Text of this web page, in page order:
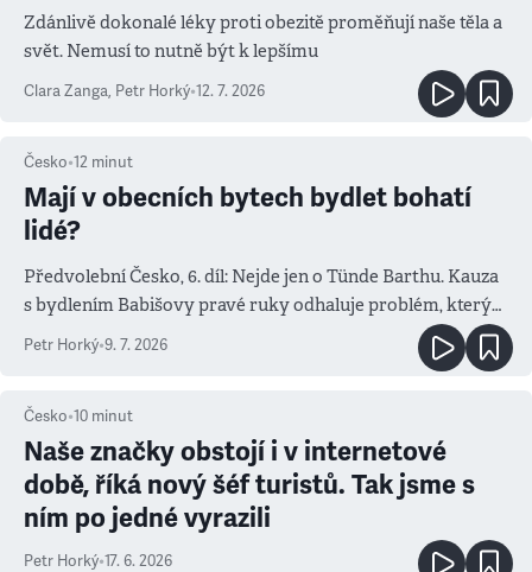
Zdánlivě dokonalé léky proti obezitě proměňují naše těla a
svět. Nemusí to nutně být k lepšímu
Clara Zanga, Petr Horký•12. 7. 2026
Česko•12 minut
Mají v obecních bytech bydlet bohatí
lidé?
Předvolební Česko, 6. díl: Nejde jen o Tünde Barthu. Kauza
s bydlením Babišovy pravé ruky odhaluje problém, který
řeší celá Praha
Petr Horký•9. 7. 2026
Česko•10 minut
Naše značky obstojí i v internetové
době, říká nový šéf turistů. Tak jsme s
ním po jedné vyrazili
Petr Horký•17. 6. 2026